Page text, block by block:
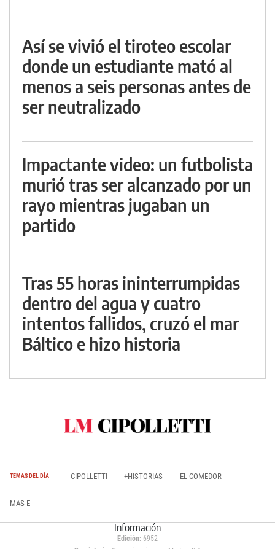
Así se vivió el tiroteo escolar
donde un estudiante mató al
menos a seis personas antes de
ser neutralizado
Impactante video: un futbolista
murió tras ser alcanzado por un
rayo mientras jugaban un
partido
Tras 55 horas ininterrumpidas
dentro del agua y cuatro
intentos fallidos, cruzó el mar
Báltico e hizo historia
TEMAS DEL DÍA CIPOLLETTI +HISTORIAS EL COMEDOR
MAS E
Información
Edición: 6952